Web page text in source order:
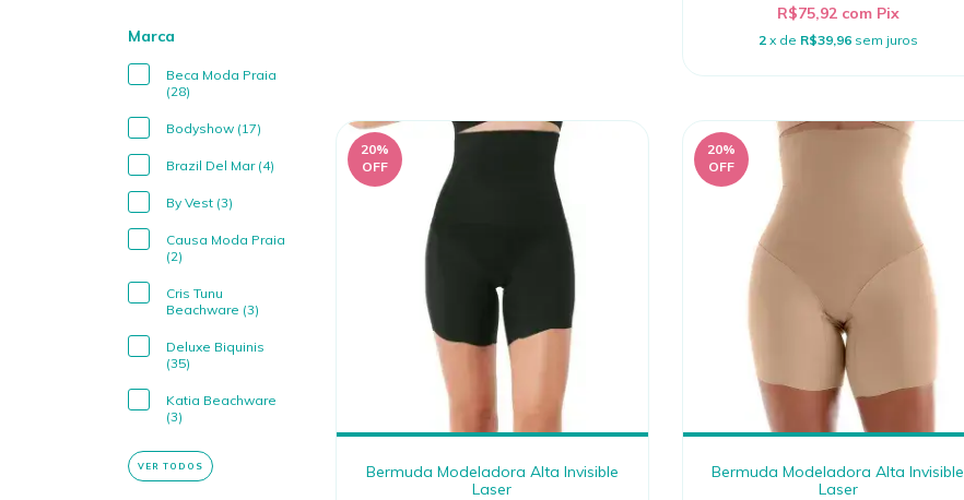
Marca
Beca Moda Praia
(28)
Bodyshow (17)
Brazil Del Mar (4)
By Vest (3)
Causa Moda Praia
(2)
Cris Tunu
Beachware (3)
Deluxe Biquinis
(35)
Katia Beachware
(3)
VER TODOS
R$75,92 com Pix
2 x de R$39,96 sem juros
20%
OFF
Bermuda Modeladora Alta Invisible
Laser
20%
OFF
Bermuda Modeladora Alta Invisible
Laser